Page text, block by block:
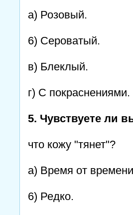
а) Розовый.
6) Сероватый.
в) Блеклый.
г) С покраснениями.
5. Чувствуете ли
что кожу "тянет"?
а) Время от
6) Редко.